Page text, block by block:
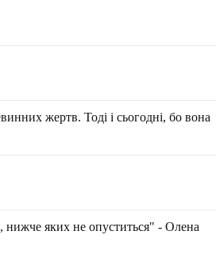
жертв. Тоді і сьогодні, бо вона
нижче яких не опуститься" - Олена